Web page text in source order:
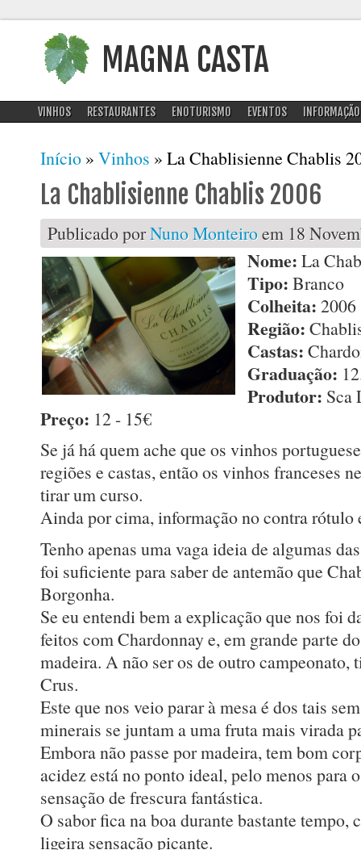
MAGNA CASTA
VINHOS RESTAURANTES ENOTURISMO EVENTOS INFORMAÇÃO
Está aqui
Início » Vinhos » La Chablisienne Chablis
La Chablisienne Chablis 2006
Publicado porNuno Monteiroem 18
Nome: La
Tipo: Branco
Colheita: 2006
Região:
Castas:
Graduação:
Produtor: Sca
Preço: 12 - 15€
Se já há quem ache que os vinhos
regiões e castas, então os vinhos franceses
tirar um curso.
Ainda por cima, informação no contra rótulo
Tenho apenas uma vaga ideia de algumas
foi suficiente para saber de antemão que
Borgonha.
Se eu entendi bem a explicação que nos foi
feitos com Chardonnay e, em grande parte
madeira. A não ser os de outro campeonato,
Crus.
Este que nos veio parar à mesa é dos tais
minerais se juntam a uma fruta mais virada
Embora não passe por madeira, tem bom
acidez está no ponto ideal, pelo menos para
sensação de frescura fantástica.
O sabor fica na boa durante bastante tempo,
ligeira sensação picante.